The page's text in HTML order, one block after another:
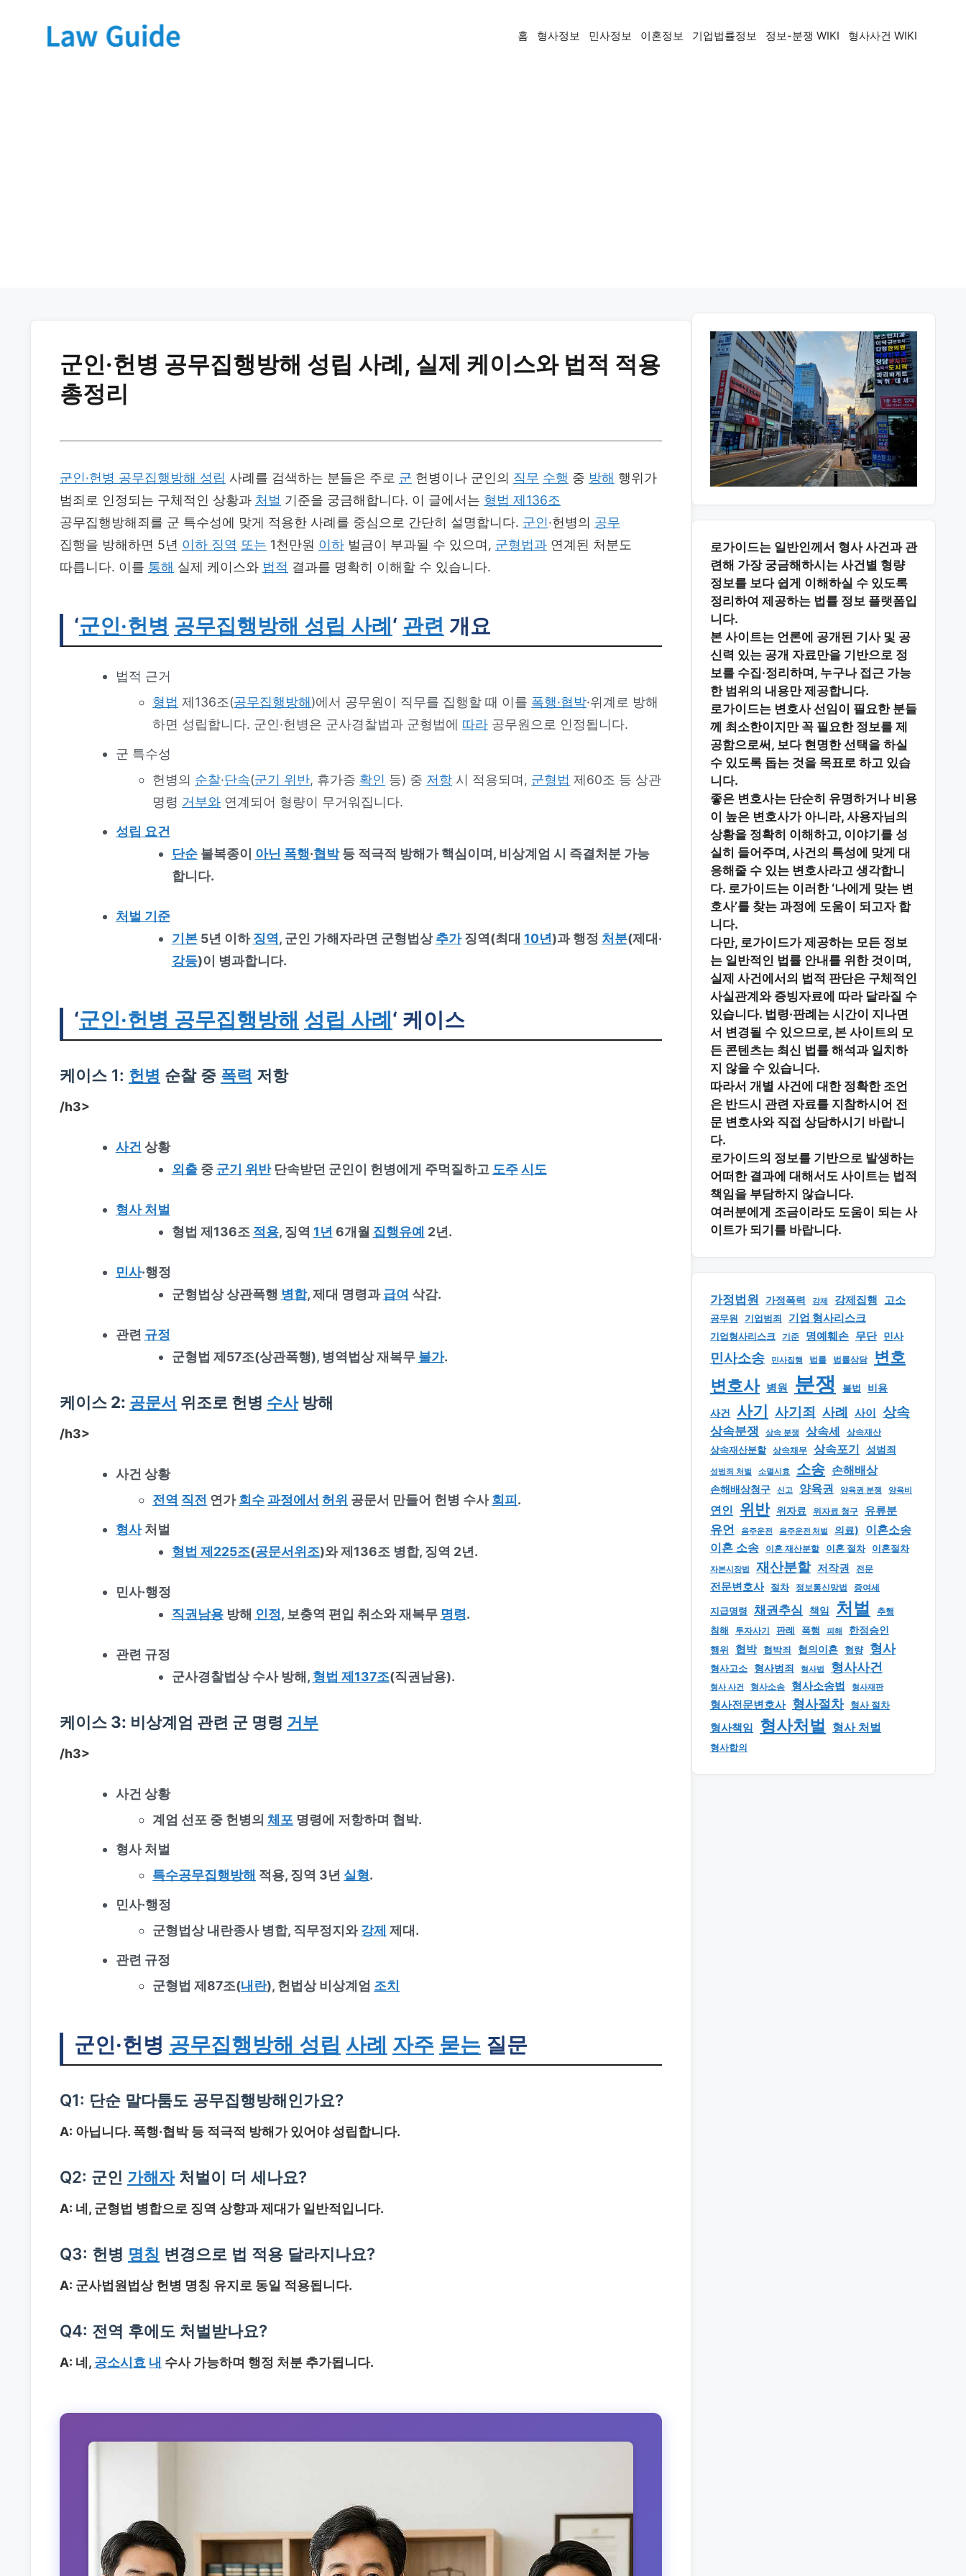
홈 형사정보 민사정보 이혼정보 기업법률정보 정보-분쟁 WIKI 형사사건 WIKI
군인·헌병 공무집행방해 성립 사례, 실제 케이스와 법적 적용
총정리
군인·헌병 공무집행방해 성립 사례를 검색하는 분들은 주로 군 헌병이나 군인의 직무 수행 중 방해 행위가
범죄로 인정되는 구체적인 상황과 처벌 기준을 궁금해합니다. 이 글에서는 형법 제136조
공무집행방해죄를 군 특수성에 맞게 적용한 사례를 중심으로 간단히 설명합니다. 군인·헌병의 공무
집행을 방해하면 5년 이하 징역 또는 1천만원 이하 벌금이 부과될 수 있으며, 군형법과 연계된 처분도
따릅니다. 이를 통해 실제 케이스와 법적 결과를 명확히 이해할 수 있습니다.
‘군인·헌병 공무집행방해 성립 사례 ‘ 관련 개요
법적 근거
형법 제136조(공무집행방해)에서 공무원이 직무를 집행할 때 이를 폭행·협박·위계로 방해
하면 성립합니다. 군인·헌병은 군사경찰법과 군형법에 따라 공무원으로 인정됩니다.
군 특수성
헌병의 순찰·단속(군기 위반, 휴가증 확인 등) 중 저항 시 적용되며, 군형법 제60조 등 상관
명령 거부와 연계되어 형량이 무거워집니다.
성립 요건
단순불복종이 아닌 폭행·협박등 적극적 방해가 핵심이며, 비상계엄 시 즉결처분 가능
합니다.
처벌 기준
기본5년 이하징역, 군인 가해자라면 군형법상추가징역(최대 10년)과 행정 처분(제대·
강등)이 병과합니다.
‘군인·헌병 공무집행방해 성립 사례 ‘ 케이스
케이스 1: 헌병 순찰 중 폭력 저항
/h3>
사건 상황
외출중 군기 위반단속받던 군인이 헌병에게 주먹질하고 도주 시도
형사 처벌
형법 제136조 적용, 징역 1년 6개월 집행유예 2년.
민사·행정
군형법상 상관폭행 병합, 제대 명령과급여 삭감.
관련 규정
군형법 제57조(상관폭행), 병역법상 재복무 불가.
케이스 2: 공문서 위조로 헌병 수사방해
/h3>
사건 상황
전역 직전 연가회수 과정에서 허위 공문서 만들어 헌병 수사회피 .
형사처벌
형법 제225조(공문서위조)와 제136조 병합, 징역 2년.
민사·행정
직권남용방해 인정, 보충역 편입 취소와 재복무 명령.
관련 규정
군사경찰법상 수사 방해, 형법 제137조(직권남용).
케이스 3: 비상계엄 관련 군 명령 거부
/h3>
사건 상황
계엄 선포 중 헌병의체포 명령에 저항하며 협박.
형사 처벌
특수공무집행방해 적용, 징역 3년 실형.
민사·행정
군형법상 내란종사 병합, 직무정지와강제 제대.
관련 규정
군형법 제87조(내란), 헌법상 비상계엄 조치
군인·헌병 공무집행방해 성립 사례 자주 묻는 질문
Q1: 단순 말다툼도 공무집행방해인가요?
A: 아닙니다. 폭행·협박 등 적극적 방해가 있어야 성립합니다.
Q2: 군인 가해자처벌이 더 세나요?
A: 네, 군형법 병합으로 징역 상향과 제대가 일반적입니다.
Q3: 헌병 명칭 변경으로 법 적용 달라지나요?
A: 군사법원법상 헌병 명칭 유지로 동일 적용됩니다.
Q4: 전역 후에도 처벌받나요?
A: 네, 공소시효 내 수사 가능하며 행정 처분 추가됩니다.
로가이드는 일반인께서 형사 사건과 관
련해 가장 궁금해하시는 사건별 형량
정보를 보다 쉽게 이해하실 수 있도록
정리하여 제공하는 법률 정보 플랫폼입
니다.
본 사이트는 언론에 공개된 기사 및 공
신력 있는 공개 자료만을 기반으로 정
보를 수집·정리하며, 누구나 접근 가능
한 범위의 내용만 제공합니다.
로가이드는 변호사 선임이 필요한 분들
께 최소한이지만 꼭 필요한 정보를 제
공함으로써, 보다 현명한 선택을 하실
수 있도록 돕는 것을 목표로 하고 있습
니다.
좋은 변호사는 단순히 유명하거나 비용
이 높은 변호사가 아니라, 사용자님의
상황을 정확히 이해하고, 이야기를 성
실히 들어주며, 사건의 특성에 맞게 대
응해줄 수 있는 변호사라고 생각합니
다. 로가이드는 이러한 ‘나에게 맞는 변
호사’를 찾는 과정에 도움이 되고자 합
니다.
다만, 로가이드가 제공하는 모든 정보
는 일반적인 법률 안내 를 위한 것이며,
실제 사건에서의 법적 판단은 구체적인
사실관계와 증빙자료에 따라 달라질 수
있습니다. 법령·판례는 시간이 지나면
서 변경될 수 있으므로, 본 사이트의 모
든 콘텐츠는 최신 법률 해석과 일치하
지 않을 수 있습니다.
따라서 개별 사건에 대한 정확한 조언
은 반드시 관련 자료를 지참하시어 전
문 변호사와 직접 상담하시기 바랍니
다.
로가이드의 정보를 기반으로 발생하는
어떠한 결과에 대해서도 사이트는 법적
책임을 부담하지 않습니다.
여러분에게 조금이라도 도움이 되는 사
이트가 되기를 바랍니다.
가정법원 가정폭력 강제 강제집행 고소
공무원 기업범죄 기업 형사리스크
기업형사리스크 기준 명예훼손 무단 민사
민사소송 민사집행 법률 법률상담
변호
변호사 병원 분쟁 불법 비용
사건 사기 사기죄 사례 사이 상속
상속분쟁 상속 분쟁 상속세 상속재산
상속재산분할 상속채무 상속포기 성범죄
성범죄 처벌 소멸시효 소송 손해배상
손해배상청구 신고 양육권 양육권 분쟁 양육비
연인 위반 위자료 위자료 청구 유류분
유언 음주운전 음주운전 처벌 의료) 이혼소송
이혼 소송 이혼 재산분할 이혼 절차 이혼절차
자본시장법 재산분할 저작권 전문
전문변호사 절차 정보통신망법 증여세
지급명령 채권추심 책임 처벌
추행
침해
투자사기 판례 폭행 피해 한정승인
행위 협박 협박죄 협의이혼 형량 형사
형사고소 형사범죄 형사법 형사사건
형사 사건 형사소송 형사소송법 형사재판
형사전문변호사 형사절차 형사 절차
형사책임 형사처벌 형사 처벌
형사합의